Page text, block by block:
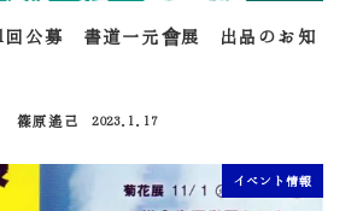
回公募 書道一元會展 出品のお知
篠原遙己
2023.1.17
イベント情報